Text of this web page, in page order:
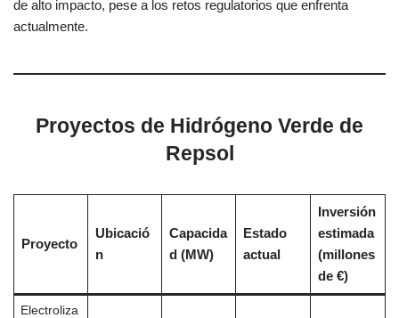
de alto impacto, pese a los retos regulatorios que enfrenta
actualmente.
Proyectos de Hidrógeno Verde de
Repsol
Proyecto
Ubicació
n
Capacida
d (MW)
Estado
actual
Inversión
estimada
(millones
de €)
Electroliza